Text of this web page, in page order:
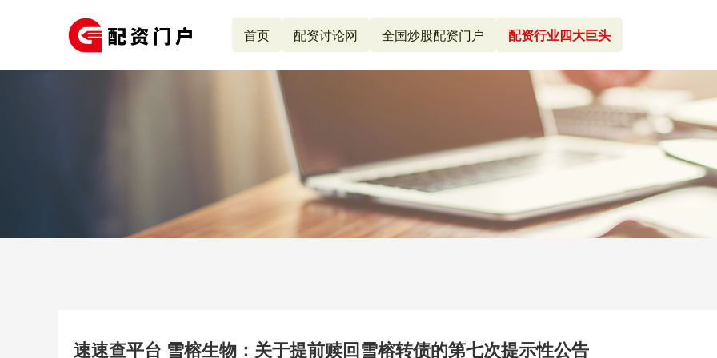
首页 配资讨论网 全国炒股配资门户 配资行业四大巨头
速速查平台 雪榕生物：关于提前赎回雪榕转债的第七次提示性公告